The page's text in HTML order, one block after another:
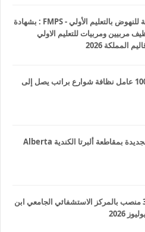
المؤسسة المغربية للنهوض بالتعليم الأولي - FMPS : بشهادة
مربيين ومربيات للتعليم الاولي
المملكة 2026
إسبانيا : مطلوب 100 عامل نظافة شوارع براتب يصل إلى
استمارة الهجرة الجديدة بمقاطعة ألبرتا الكندية Alberta
مباراة توظيف 300 منصب بالمركز الاستشفائي الجامعي ابن